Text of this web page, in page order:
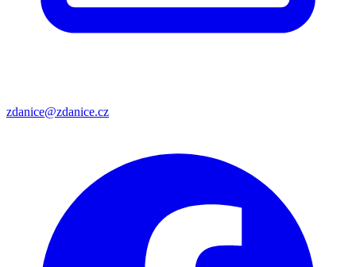
zdanice@zdanice.cz